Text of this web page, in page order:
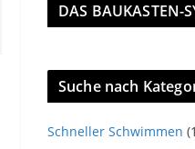
DAS BAUKASTEN-
Suche nach
Schneller Schwimmen